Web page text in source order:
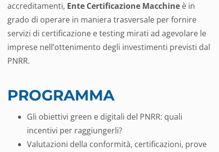
accreditamenti, Ente Certificazione Macchine è in
grado di operare in maniera trasversale per fornire
servizi di certificazione e testing mirati ad agevolare le
imprese nell’ottenimento degli investimenti previsti dal
PNRR.
PROGRAMMA
Gli obiettivi green e digitali del PNRR: quali
incentivi per raggiungerli?
Valutazioni della conformità, certificazioni, prove